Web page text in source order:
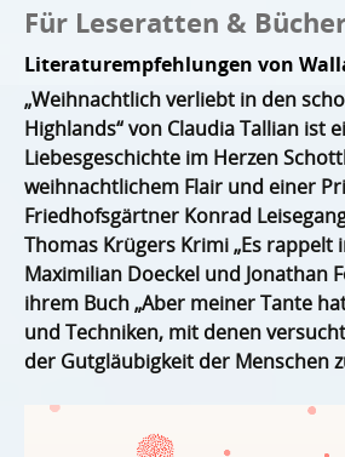
Für Leseratten &
Literaturempfehlungen von
„Weihnachtlich verliebt in den
Highlands“ von Claudia Tallian ist
Liebesgeschichte im Herzen
weihnachtlichem Flair und einer
Friedhofsgärtner Konrad
Thomas Krügers Krimi „Es rappelt
Maximilian Doeckel und Jonathan
ihrem Buch „Aber meiner Tante
und Techniken, mit denen
der Gutgläubigkeit der Menschen